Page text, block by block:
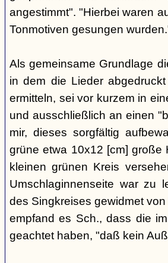
angestimmt". "Hierbei waren
Tonmotiven gesungen
Als gemeinsame Grundlage
in dem die Lieder
ermitteln, sei vor kurzem in
und ausschließlich an einen
mir, dieses sorgfältig
grüne etwa 10x12 [cm] große
kleinen grünen Kreis
Umschlaginnenseite war zu
des Singkreises gewidmet
empfand es Sch., dass die
geachtet haben, "daß kein